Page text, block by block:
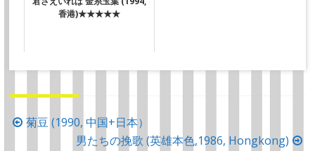
香港)★★★★★
投 菊豆 (1990, 中国+日本）
男たちの挽歌 (英雄本色,1986, Hongkong)